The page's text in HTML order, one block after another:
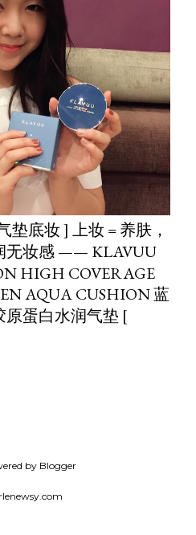
垫底妆 ] 上妆 = 养肤，
无妆感 —— KLAVUU
HIGH COVERAGE
AQUA CUSHION 蓝
蛋白水润气垫 [
by Blogger